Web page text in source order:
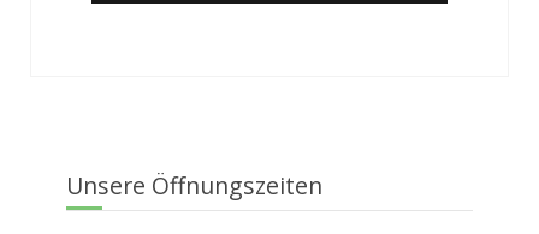
Unsere Öffnungszeiten